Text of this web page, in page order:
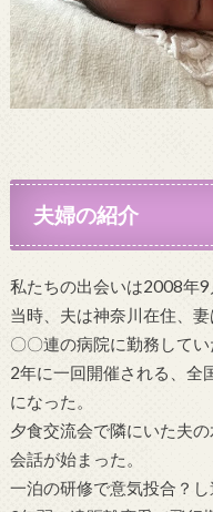
夫婦の紹介
私たちの出会いは2008年9
当時、夫は神奈川在住、
〇〇連の病院に勤務してい
2年に一回開催される、全
になった。
夕食交流会で隣にいた夫
会話が始まった。
一泊の研修で意気投合？し